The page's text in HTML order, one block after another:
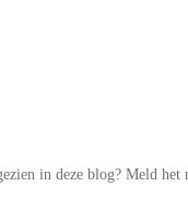
in deze blog? Meld